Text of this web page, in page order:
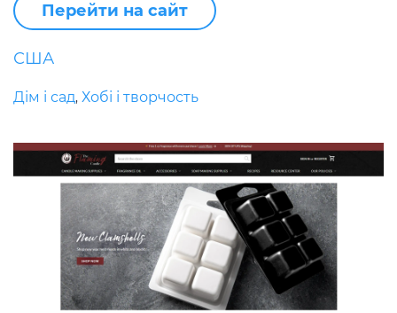
Перейти на сайт
США
Дім і сад, Хобі і творчость